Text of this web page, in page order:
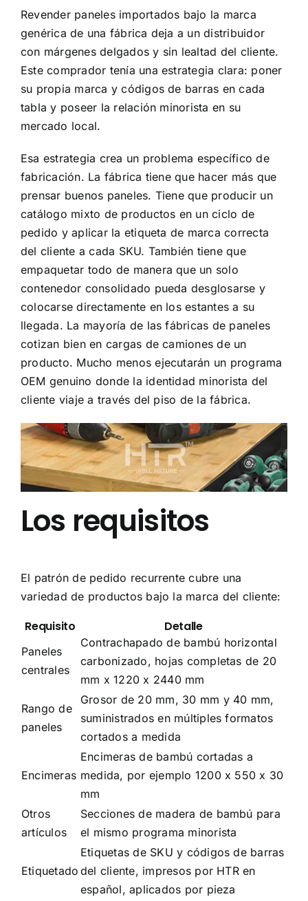
Revender paneles importados bajo la marca
genérica de una fábrica deja a un distribuidor
con márgenes delgados y sin lealtad del cliente.
Este comprador tenía una estrategia clara: poner
su propia marca y códigos de barras en cada
tabla y poseer la relación minorista en su
mercado local.
Esa estrategia crea un problema específico de
fabricación. La fábrica tiene que hacer más que
prensar buenos paneles. Tiene que producir un
catálogo mixto de productos en un ciclo de
pedido y aplicar la etiqueta de marca correcta
del cliente a cada SKU. También tiene que
empaquetar todo de manera que un solo
contenedor consolidado pueda desglosarse y
colocarse directamente en los estantes a su
llegada. La mayoría de las fábricas de paneles
cotizan bien en cargas de camiones de un
producto. Mucho menos ejecutarán un programa
OEM genuino donde la identidad minorista del
cliente viaje a través del piso de la fábrica.
Los requisitos
El patrón de pedido recurrente cubre una
variedad de productos bajo la marca del cliente:
Requisito Detalle
Paneles
centrales
Contrachapado de bambú horizontal
carbonizado, hojas completas de 20
mm x 1220 x 2440 mm
Rango de
paneles
Grosor de 20 mm, 30 mm y 40 mm,
suministrados en múltiples formatos
cortados a medida
Encimeras
Encimeras de bambú cortadas a
medida, por ejemplo 1200 x 550 x 30
mm
Otros
artículos
Secciones de madera de bambú para
el mismo programa minorista
Etiquetado
Etiquetas de SKU y códigos de barras
del cliente, impresos por HTR en
español, aplicados por pieza